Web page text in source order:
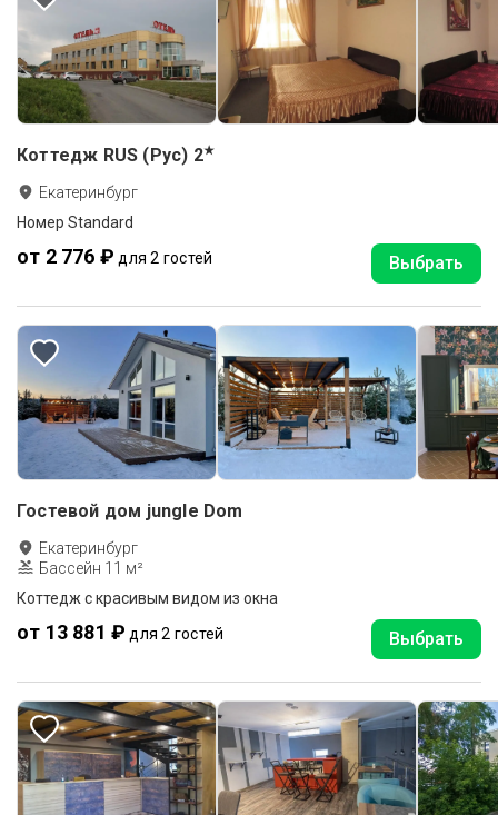
Коттедж RUS (Рус) 2★
Екатеринбург
Номер Standard
от 2 776 ₽ для 2 гостей Выбрать
Гостевой дом jungle Dom
Екатеринбург
Бассейн 11 м²
Коттедж с красивым видом из окна
от 13 881 ₽ для 2 гостей Выбрать